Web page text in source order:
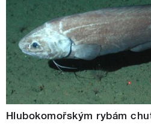
Hlubokomořským rybám